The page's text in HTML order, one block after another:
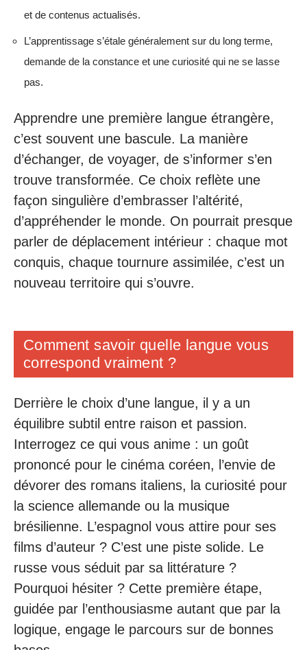
et de contenus actualisés.
L’apprentissage s’étale généralement sur du long terme,
demande de la constance et une curiosité qui ne se lasse
pas.
Apprendre une première langue étrangère,
c’est souvent une bascule. La manière
d’échanger, de voyager, de s’informer s’en
trouve transformée. Ce choix reflète une
façon singulière d’embrasser l’altérité,
d’appréhender le monde. On pourrait presque
parler de déplacement intérieur : chaque mot
conquis, chaque tournure assimilée, c’est un
nouveau territoire qui s’ouvre.
Comment savoir quelle langue vous
correspond vraiment ?
Derrière le choix d’une langue, il y a un
équilibre subtil entre raison et passion.
Interrogez ce qui vous anime : un goût
prononcé pour le cinéma coréen, l’envie de
dévorer des romans italiens, la curiosité pour
la science allemande ou la musique
brésilienne. L’espagnol vous attire pour ses
films d’auteur ? C’est une piste solide. Le
russe vous séduit par sa littérature ?
Pourquoi hésiter ? Cette première étape,
guidée par l’enthousiasme autant que par la
logique, engage le parcours sur de bonnes